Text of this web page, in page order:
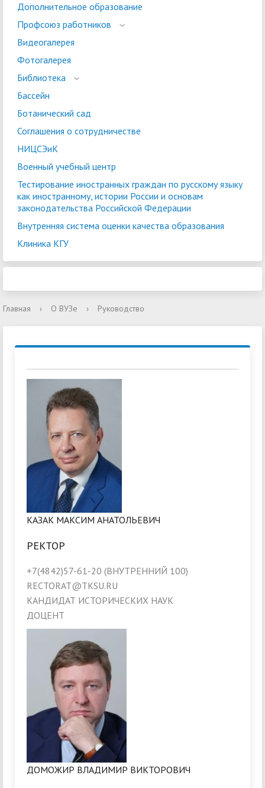
Дополнительное образование
Профсоюз работников
Видеогалерея
Фотогалерея
Библиотека
Бассейн
Ботанический сад
Соглашения о сотрудничестве
НИЦСЭиК
Военный учебный центр
Тестирование иностранных граждан по русскому языку
как иностранному, истории России и основам
законодательства Российской Федерации
Внутренняя система оценки качества образования
Клиника КГУ
Главная › О ВУЗе › Руководство
КАЗАК МАКСИМ АНАТОЛЬЕВИЧ
РЕКТОР
+7(4842)57-61-20 (ВНУТРЕННИЙ 100)
RECTORAT@TKSU.RU
КАНДИДАТ ИСТОРИЧЕСКИХ НАУК
ДОЦЕНТ
ДОМОЖИР ВЛАДИМИР ВИКТОРОВИЧ